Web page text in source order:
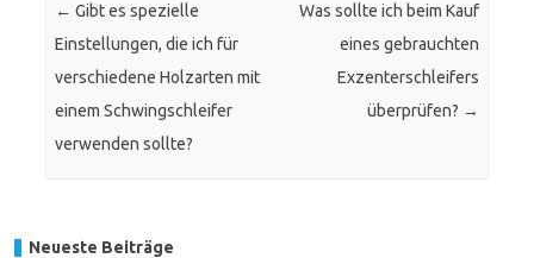
← Gibt es spezielle
Einstellungen, die ich für
verschiedene Holzarten mit
einem Schwingschleifer
verwenden sollte?
Was sollte ich beim Kauf
eines gebrauchten
Exzenterschleifers
überprüfen? →
Neueste Beiträge